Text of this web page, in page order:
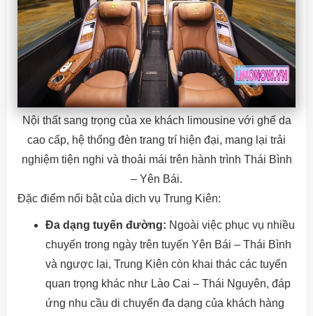
Nội thất sang trọng của xe khách limousine với ghế da
cao cấp, hệ thống đèn trang trí hiện đại, mang lại trải
nghiệm tiện nghi và thoải mái trên hành trình Thái Bình
– Yên Bái.
Đặc điểm nổi bật của dịch vụ Trung Kiên:
Đa dạng tuyến đường: Ngoài việc phục vụ nhiều
chuyến trong ngày trên tuyến Yên Bái – Thái Bình
và ngược lại, Trung Kiên còn khai thác các tuyến
quan trọng khác như Lào Cai – Thái Nguyên, đáp
ứng nhu cầu di chuyển đa dạng của khách hàng